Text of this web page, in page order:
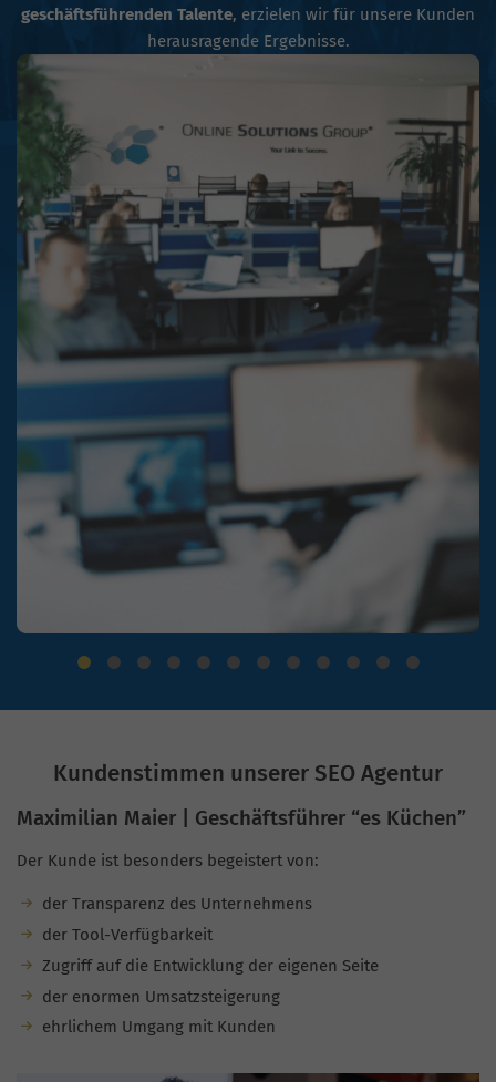
geschäftsführenden Talente, erzielen wir für unsere Kunden
herausragende Ergebnisse.
Kundenstimmen unserer SEO Agentur
Maximilian Maier | Geschäftsführer “es Küchen”
Der Kunde ist besonders begeistert von:
der Transparenz des Unternehmens
der Tool-Verfügbarkeit
Zugriff auf die Entwicklung der eigenen Seite
der enormen Umsatzsteigerung
ehrlichem Umgang mit Kunden